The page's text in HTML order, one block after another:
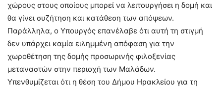
χώρους στους οποίους μπορεί να λειτουργήσει η δομή και
θα γίνει συζήτηση και κατάθεση των απόψεων.
Παράλληλα, ο Υπουργός επανέλαβε ότι αυτή τη στιγμή
δεν υπάρχει καμία ειλημμένη απόφαση για την
χωροθέτηση της δομής προσωρινής φιλοξενίας
μεταναστών στην περιοχή των Μαλάδων.
Υπενθυμίζεται ότι η θέση του Δήμου Ηρακλείου για τη